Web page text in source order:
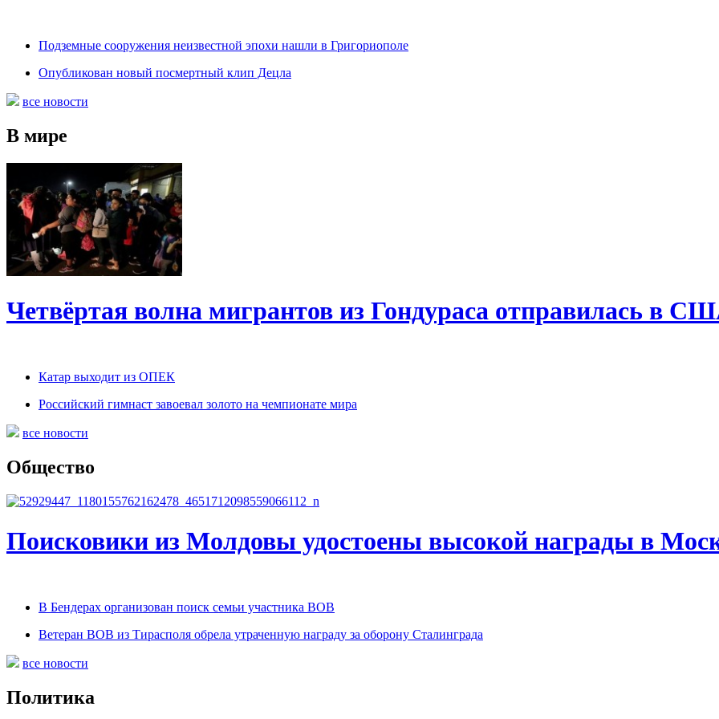
Подземные сооружения неизвестной эпохи нашли в Григориополе
Опубликован новый посмертный клип Децла
все новости
В мире
Четвёртая волна мигрантов из Гондураса отправилась в
Катар выходит из ОПЕК
Российский гимнаст завоевал золото на чемпионате мира
все новости
Общество
Поисковики из Молдовы удостоены высокой награды в
В Бендерах организован поиск семьи участника ВОВ
Ветеран ВОВ из Тирасполя обрела утраченную награду за оборону Сталинграда
все новости
Политика